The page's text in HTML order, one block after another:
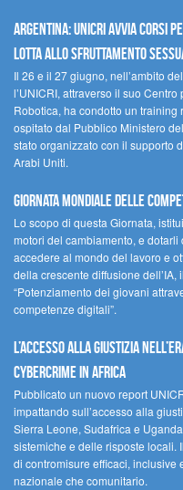
Argentina: UNICRI avvia corsi
lotta allo sfruttamento
Il 26 e il 27 giugno, nell’ambito
l’UNICRI, attraverso il suo
Robotica, ha condotto un training
ospitato dal Pubblico Ministero
stato organizzato con il supporto
Arabi Uniti.
Giornata Mondiale delle
Lo scopo di questa Giornata,
motori del cambiamento, e
accedere al mondo del lavoro e
della crescente diffusione dell’IA,
“Potenziamento dei giovani
competenze digitali”.
L’accesso alla giustizia
cybercrime in Africa
Pubblicato un nuovo report
impattando sull’accesso alla
Sierra Leone, Sudafrica e
sistemiche e delle risposte locali.
di contromisure efficaci, inclusive
nazionale che comunitario.